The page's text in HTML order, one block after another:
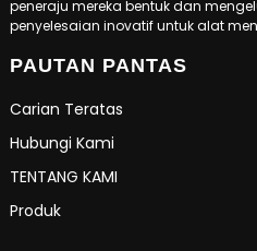
peneraju mereka bentuk dan
penyelesaian inovatif untuk alat
PAUTAN PANTAS
Carian Teratas
Hubungi Kami
TENTANG KAMI
Produk